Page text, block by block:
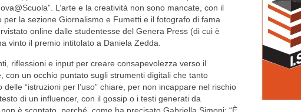
L’arte e la creatività non sono mancate, con il
la sezione Giornalismo e Fumetti e il fotografo di fama
online dalle studentesse del Genera Press (di cui è
vinto il premio intitolato a Daniela Zedda.
riflessioni e input per creare consapevolezza verso il
con un occhio puntato sugli strumenti digitali che tanto
“istruzioni per l’uso” chiare, per non incappare nel rischio
di un influencer, con il gossip o i testi generati da